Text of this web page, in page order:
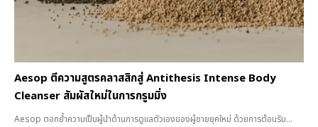
Aesop ตีความสูตรคลาสสิกสู่ Antithesis Intense Body
Cleanser สัมผัสใหม่ในการกรูมมิ่ง
Aesop ตอกย้ำความเป็นผู้นำด้านการดูแลตัวเองของผู้ชายยุคใหม่ ด้วยการต้อนรับ...